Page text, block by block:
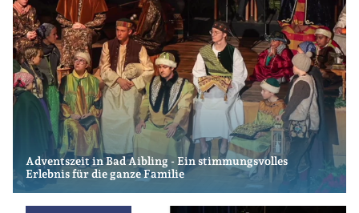
Adventszeit in Bad Aibling - Ein stimmungsvolles
Erlebnis für die ganze Familie